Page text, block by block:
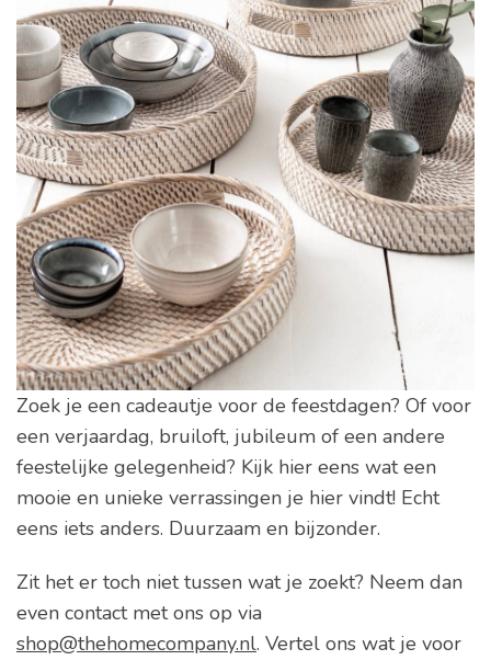
Zoek je een cadeautje voor de feestdagen? Of voor
een verjaardag, bruiloft, jubileum of een andere
feestelijke gelegenheid? Kijk hier eens wat een
mooie en unieke verrassingen je hier vindt! Echt
eens iets anders. Duurzaam en bijzonder.
Zit het er toch niet tussen wat je zoekt? Neem dan
even contact met ons op via
shop@thehomecompany.nl. Vertel ons wat je voor